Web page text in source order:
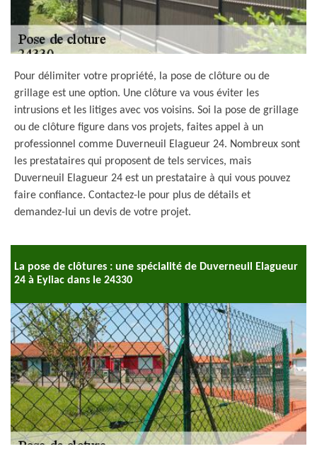
Pour délimiter votre propriété, la pose de clôture ou de
grillage est une option. Une clôture va vous éviter les
intrusions et les litiges avec vos voisins. Soi la pose de grillage
ou de clôture figure dans vos projets, faites appel à un
professionnel comme Duverneuil Elagueur 24. Nombreux sont
les prestataires qui proposent de tels services, mais
Duverneuil Elagueur 24 est un prestataire à qui vous pouvez
faire confiance. Contactez-le pour plus de détails et
demandez-lui un devis de votre projet.
La pose de clôtures : une spécialité de Duverneuil Elagueur
24 à Eyliac dans le 24330